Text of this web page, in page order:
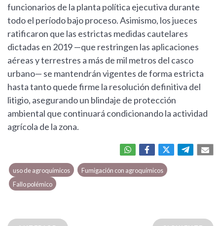
funcionarios de la planta política ejecutiva durante
todo el período bajo proceso. Asimismo, los jueces
ratificaron que las estrictas medidas cautelares
dictadas en 2019 —que restringen las aplicaciones
aéreas y terrestres a más de mil metros del casco
urbano— se mantendrán vigentes de forma estricta
hasta tanto quede firme la resolución definitiva del
litigio, asegurando un blindaje de protección
ambiental que continuará condicionando la actividad
agrícola de la zona.
uso de agroquímicos
Fumigación con agroquímicos
Fallo polémico